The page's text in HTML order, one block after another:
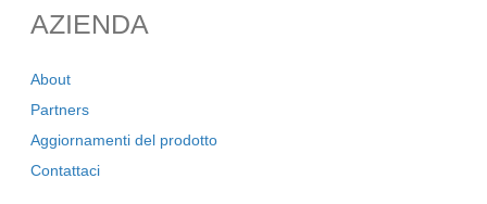
AZIENDA
About
Partners
Aggiornamenti del prodotto
Contattaci